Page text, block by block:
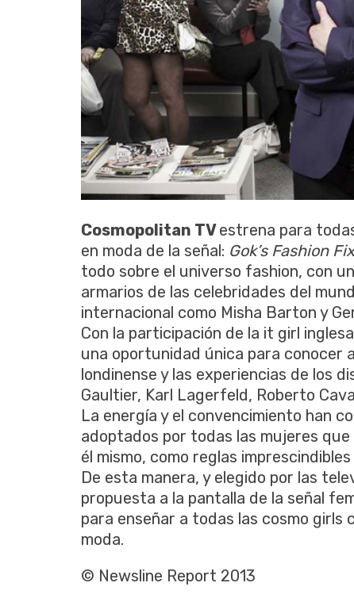
Cosmopolitan TVestrena para
en moda de la señal: Gok’s Fashion Fix
todo sobre el universo fashion, con
armarios de las celebridades del
internacional como Misha Barton y
Con la participación de la it girl
una oportunidad única para conocer
londinense y las experiencias de los
Gaultier, Karl Lagerfeld, Roberto
La energía y el convencimiento han
adoptados por todas las mujeres
él mismo, como reglas
De esta manera, y elegido por las
propuesta a la pantalla de la señal
para enseñar a todas las cosmo girls
moda.
© Newsline Report 2013